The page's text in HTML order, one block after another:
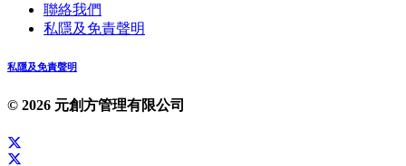
聯絡我們
私隱及免責聲明
私隱及免責聲明
© 2026 元創方管理有限公司